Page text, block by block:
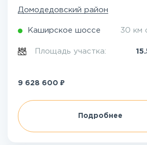
Домодедовский район
Каширское шоссе 30 км
Площадь участка:
9 628 600 ₽
Подробнее